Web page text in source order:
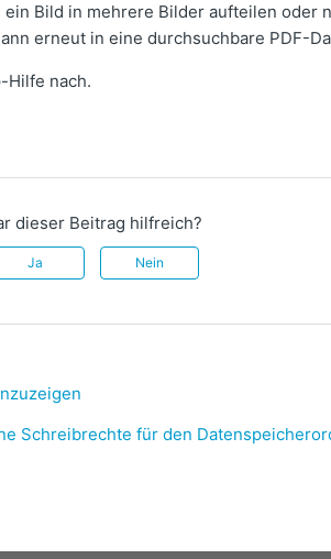
Bild in mehrere Bilder aufteilen oder
erneut in eine durchsuchbare PDF-
Hilfe nach.
dieser Beitrag hilfreich?
Ja Nein
Schreibrechte für den